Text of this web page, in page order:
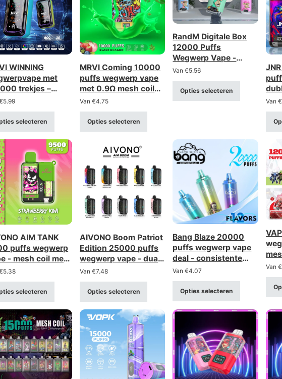
WINNING
met
trekjes –
trekjes
2%/5%)
5.99
selecteren
MRVI Coming 10000
puffs wegwerp vape
met 0.9Ω mesh coil
en vermogen display
Van€4.75
Opties selecteren
RandM Digitale Box
12000 Puffs
Wegwerp Vape -
Oplaadbaar met LCD-
scherm
Van€5.56
Opties selecteren
Van €
AIM TANK
puffs wegwerp
- mesh coil met
& kinderslot
5.38
selecteren
AIVONO Boom Patriot
Edition 25000 puffs
wegwerp vape - dual
mesh met LCD-
scherm
Van€7.48
Opties selecteren
Bang Blaze 20000
puffs wegwerp vape
deal - consistente
tasate mesh coil,
oplaadbaar
Van€4.07
Opties selecteren
Van €